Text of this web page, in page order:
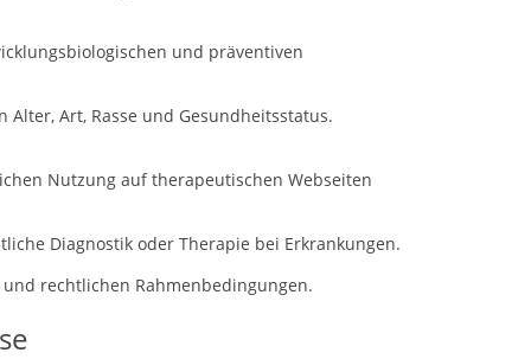
und präventiven
Art, Rasse und Gesundheitsstatus.
Nutzung auf therapeutischen Webseiten
Diagnostik oder Therapie bei Erkrankungen.
rechtlichen Rahmenbedingungen.